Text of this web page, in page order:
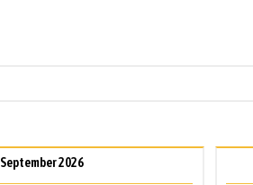
September 2026